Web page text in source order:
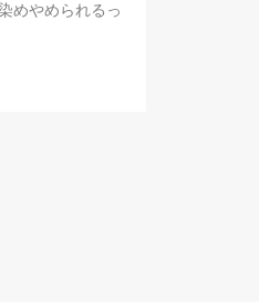
めやめられるっ